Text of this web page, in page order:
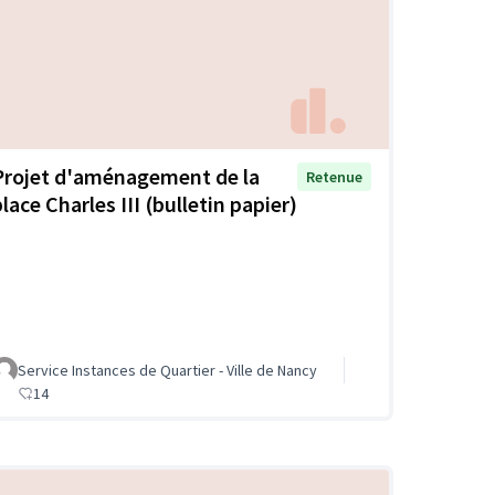
d'aménagement de la
Charles III (bulletin papier)
Retenue
Service Instances de Quartier - Ville de Nancy
14